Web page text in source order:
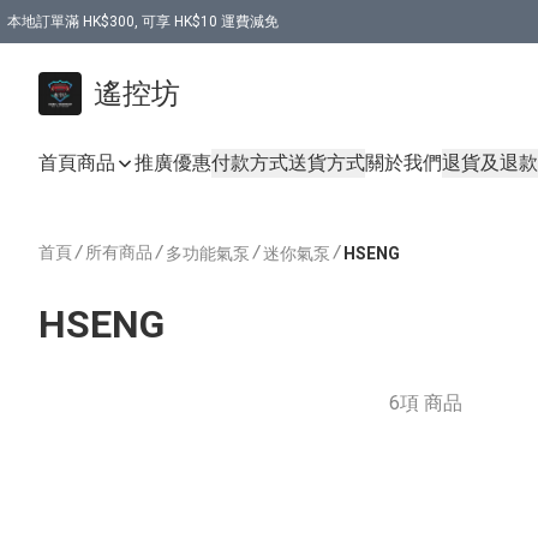
本地訂單滿 HK$300, 可享 HK$10 運費減免
遙控坊
首頁商品 推廣優惠付款方式送貨方式關於我們退貨及退
首頁/ 所有商品 / 多功能氣泵 /迷你氣泵 / HSENG
HSENG
6項 商品